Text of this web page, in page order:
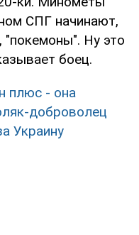
СПГ начинают,
Ну это
боец.
плюс - она
доброволец
Украину